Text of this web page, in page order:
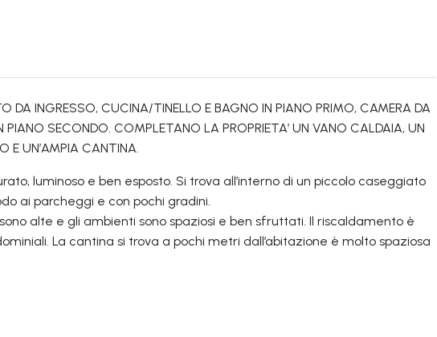
DA INGRESSO, CUCINA/TINELLO E BAGNO IN PIANO PRIMO, CAMERA DA
SECONDO. COMPLETANO LA PROPRIETA’ UN VANO CALDAIA, UN
UN’AMPIA CANTINA.
luminoso e ben esposto. Si trova all’interno di un piccolo caseggiato
ai parcheggi e con pochi gradini.
alte e gli ambienti sono spaziosi e ben sfruttati. Il riscaldamento è
La cantina si trova a pochi metri dall’abitazione è molto spaziosa